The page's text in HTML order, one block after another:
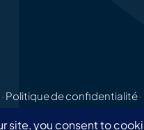
· Politique de confidentialité